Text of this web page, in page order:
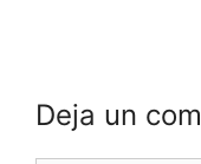
Deja un